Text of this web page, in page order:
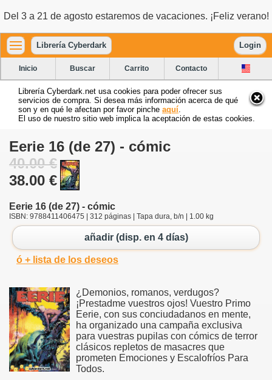
Del 3 a 21 de agosto estaremos de vacaciones. ¡Feliz verano!
Librería Cyberdark Login
Inicio Buscar Carrito Contacto
Librería Cyberdark.net usa cookies para poder ofrecer sus
servicios de compra. Si desea más información acerca de qué
son y en qué le afectan por favor pinche aquí
El uso de nuestro sitio web implica la aceptación de estas cookies.
Eerie 16 (de 27) - cómic
40.00 €
38.00 €
Eerie 16 (de 27) - cómic
ISBN: 9788411406475 | 312 páginas | Tapa dura, b/n | 1.00 kg
añadir (disp. en 4 días)
ó + lista de los deseos
¿Demonios, romanos, verdugos?
¡Prestadme vuestros ojos! Vuestro Primo
Eerie, con sus conciudadanos en mente,
ha organizado una campaña exclusiva
para vuestras pupilas con cómics de terror
clásicos repletos de masacres que
prometen Emociones y Escalofríos Para
Todos.